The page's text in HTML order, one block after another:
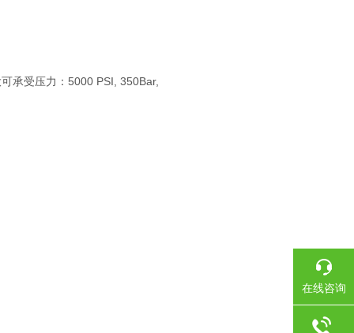
承受压力：5000 PSI, 350Bar,
在线咨询